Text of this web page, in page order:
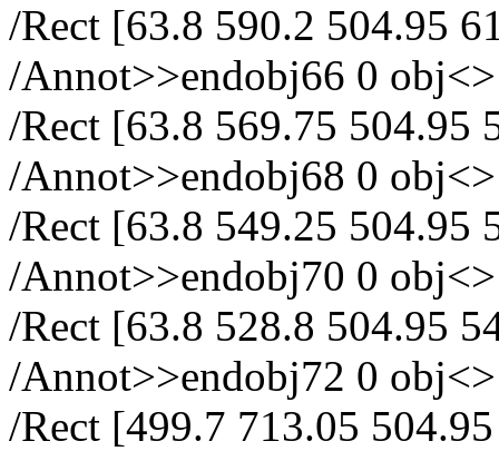
/Rect [63.8 590.2 504.95
/Annot>>endobj66 0
/Rect [63.8 569.75 504.95
/Annot>>endobj68 0
/Rect [63.8 549.25 504.95
/Annot>>endobj70 0
/Rect [63.8 528.8 504.95
/Annot>>endobj72 0
/Rect [499.7 713.05